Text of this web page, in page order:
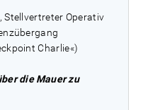
Stellvertreter Operativ
Charlie«)
die Mauer zu